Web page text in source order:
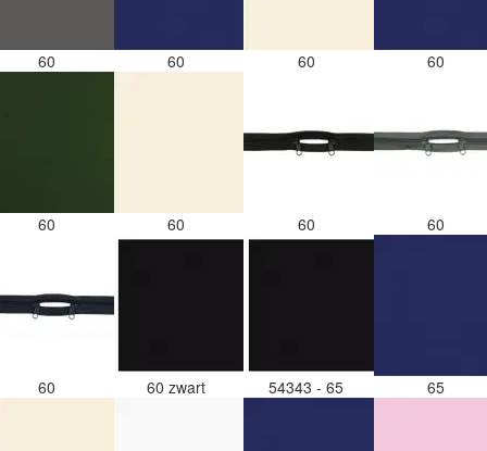
60 60 60 60
60 60 60 60
60 60 zwart 54343 - 65 65